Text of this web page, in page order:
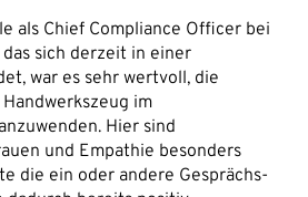
als Chief Compliance Officer bei
sich derzeit in einer
war es sehr wertvoll, die
im
Hier sind
und Empathie besonders
die ein oder andere Gesprächs-